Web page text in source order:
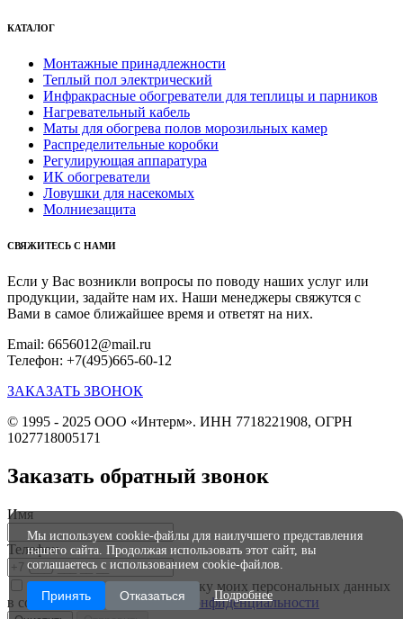
КАТАЛОГ
Монтажные принадлежности
Теплый пол электрический
Инфракрасные обогреватели для теплицы и парников
Нагревательный кабель
Маты для обогрева полов морозильных камер
Распределительные коробки
Регулирующая аппаратура
ИК обогреватели
Ловушки для насекомых
Молниезащита
СВЯЖИТЕСЬ С НАМИ
Если у Вас возникли вопросы по поводу наших услуг или
продукции, задайте нам их. Наши менеджеры свяжутся с
Вами в самое ближайшее время и ответят на них.
Email: 6656012@mail.ru
Телефон: +7(495)665-60-12
ЗАКАЗАТЬ ЗВОНОК
© 1995 - 2025 ООО «Интерм». ИНН 7718221908, ОГРН
1027718005171
Заказать обратный звонок
Имя
Телефон
Я даю согласие на обработку моих персональных данных
в соответствии с
Политикой конфиденциальности
Мы используем cookie-файлы для наилучшего представления
нашего сайта. Продолжая использовать этот сайт, вы
соглашаетесь с использованием cookie-файлов.
Принять Отказаться Подробнее